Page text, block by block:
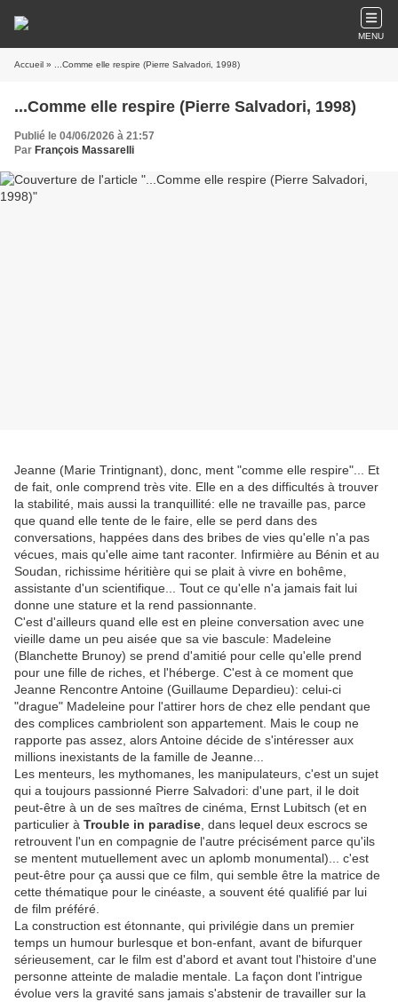
MENU
Accueil » ...Comme elle respire (Pierre Salvadori, 1998)
...Comme elle respire (Pierre Salvadori, 1998)
Publié le 04/06/2026 à 21:57
Par François Massarelli
Jeanne (Marie Trintignant), donc, ment "comme elle respire"... Et
de fait, onle comprend très vite. Elle en a des difficultés à trouver
la stabilité, mais aussi la tranquillité: elle ne travaille pas, parce
que quand elle tente de le faire, elle se perd dans des
conversations, happées dans des bribes de vies qu'elle n'a pas
vécues, mais qu'elle aime tant raconter. Infirmière au Bénin et au
Soudan, richissime héritière qui se plait à vivre en bohême,
assistante d'un scientifique... Tout ce qu'elle n'a jamais fait lui
donne une stature et la rend passionnante.
C'est d'ailleurs quand elle est en pleine conversation avec une
vieille dame un peu aisée que sa vie bascule: Madeleine
(Blanchette Brunoy) se prend d'amitié pour celle qu'elle prend
pour une fille de riches, et l'héberge. C'est à ce moment que
Jeanne Rencontre Antoine (Guillaume Depardieu): celui-ci
"drague" Madeleine pour l'attirer hors de chez elle pendant que
des complices cambriolent son appartement. Mais le coup ne
rapporte pas assez, alors Antoine décide de s'intéresser aux
millions inexistants de la famille de Jeanne...
Les menteurs, les mythomanes, les manipulateurs, c'est un sujet
qui a toujours passionné Pierre Salvadori: d'une part, il le doit
peut-être à un de ses maîtres de cinéma, Ernst Lubitsch (et en
particulier à Trouble in paradise , dans lequel deux escrocs se
retrouvent l'un en compagnie de l'autre précisément parce qu'ils
se mentent mutuellement avec un aplomb monumental)... c'est
peut-être pour ça aussi que ce film, qui semble être la matrice de
cette thématique pour le cinéaste, a souvent été qualifié par lui
de film préféré.
La construction est étonnante, qui privilégie dans un premier
temps un humour burlesque et bon-enfant, avant de bifurquer
sérieusement, car le film est d'abord et avant tout l'histoire d'une
personne atteinte de maladie mentale. La façon dont l'intrigue
évolue vers la gravité sans jamais s'abstenir de travailler sur la